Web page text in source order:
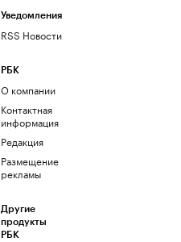
Уведомления
RSS Новости
РБК
О компании
Контактная
информация
Редакция
Размещение
рекламы
Другие
продукты
РБК